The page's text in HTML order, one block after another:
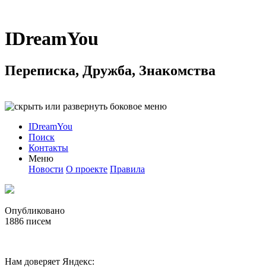
IDreamYou
Переписка, Дружба, Знакомства
IDreamYou
Поиск
Контакты
Меню
Новости О проекте Правила
Опубликовано
1886 писем
Нам доверяет Яндекс: